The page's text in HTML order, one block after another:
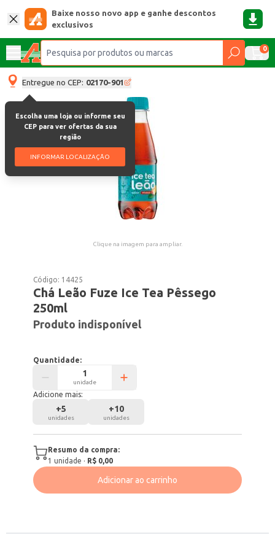
Baixe nosso novo app e ganhe descontos
exclusivos
0
Entregue no CEP: 02170-901
Escolha uma loja ou informe seu
CEP para ver ofertas da sua
região
INFORMAR LOCALIZAÇÃO
Clique na imagem para ampliar.
Código: 14425
Chá Leão Fuze Ice Tea Pêssego
250ml
Produto indisponível
Quantidade:
unidade
Adicione mais:
+5
unidades
+10
unidades
Resumo da compra:
1 unidade · R$ 0,00
Adicionar ao carrinho